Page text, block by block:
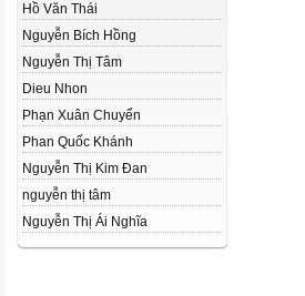
Hồ Văn Thái
Nguyễn Bích Hồng
Nguyễn Thị Tâm
Dieu Nhon
Phạn Xuân Chuyển
Phan Quốc Khánh
Nguyễn Thị Kim Đan
nguyễn thị tâm
Nguyễn Thị Ái Nghĩa